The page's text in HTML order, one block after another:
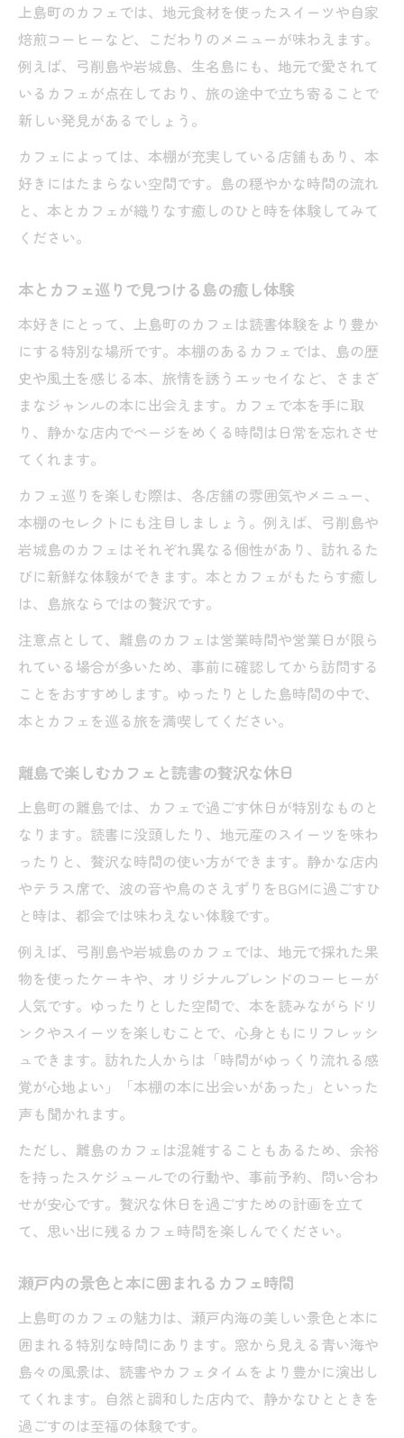
静かな島のカフェで読書とコーヒーを満喫
本とカフェの空間が生み出す癒しのひとと
き
カフェ巡りなら上島町がすすめられる理由
カフェ好きが上島町を選ぶポイント紹介
離島カフェ巡りで味わう瀬戸内の贅沢
本好きに愛される上島町カフェの特徴
カフェ巡りで発見する島ならではの楽しみ
方
読書と景色に包まれる島カフェの楽しみ方
カフェで読書しながら瀬戸内の絶景を満喫
本好き必見の島カフェで心癒される時間
カフェタイムにぴったりな読書スポット紹
介
島カフェのテラス席で味わう読書の魅力
上島町カフェで体験する景色と物語の共演
弓削島や岩城島で出会うカフェ体験ガイド
カフェ巡りで楽しむ弓削島の隠れた魅力と
岩城島カフェで味わう地元グルメの魅力
離島ならではのカフェ体験を弓削島で満喫
本好きにおすすめの岩城島カフェ特集
上島町のカフェでは、地元食材を使ったスイーツや自家
焙煎コーヒーなど、こだわりのメニューが味わえます。
例えば、弓削島や岩城島、生名島にも、地元で愛されて
いるカフェが点在しており、旅の途中で立ち寄ることで
新しい発見があるでしょう。
カフェによっては、本棚が充実している店舗もあり、本
好きにはたまらない空間です。島の穏やかな時間の流れ
と、本とカフェが織りなす癒しのひと時を体験してみて
ください。
本とカフェ巡りで見つける島の癒し体験
本好きにとって、上島町のカフェは読書体験をより豊か
にする特別な場所です。本棚のあるカフェでは、島の歴
史や風土を感じる本、旅情を誘うエッセイなど、さまざ
まなジャンルの本に出会えます。カフェで本を手に取
り、静かな店内でページをめくる時間は日常を忘れさせ
てくれます。
カフェ巡りを楽しむ際は、各店舗の雰囲気やメニュー、
本棚のセレクトにも注目しましょう。例えば、弓削島や
岩城島のカフェはそれぞれ異なる個性があり、訪れるた
びに新鮮な体験ができます。本とカフェがもたらす癒し
は、島旅ならではの贅沢です。
注意点として、離島のカフェは営業時間や営業日が限ら
れている場合が多いため、事前に確認してから訪問する
ことをおすすめします。ゆったりとした島時間の中で、
本とカフェを巡る旅を満喫してください。
離島で楽しむカフェと読書の贅沢な休日
上島町の離島では、カフェで過ごす休日が特別なものと
なります。読書に没頭したり、地元産のスイーツを味わ
ったりと、贅沢な時間の使い方ができます。静かな店内
やテラス席で、波の音や鳥のさえずりをBGMに過ごすひ
と時は、都会では味わえない体験です。
例えば、弓削島や岩城島のカフェでは、地元で採れた果
物を使ったケーキや、オリジナルブレンドのコーヒーが
人気です。ゆったりとした空間で、本を読みながらドリ
ンクやスイーツを楽しむことで、心身ともにリフレッシ
ュできます。訪れた人からは「時間がゆっくり流れる感
覚が心地よい」「本棚の本に出会いがあった」といった
声も聞かれます。
ただし、離島のカフェは混雑することもあるため、余裕
を持ったスケジュールでの行動や、事前予約、問い合わ
せが安心です。贅沢な休日を過ごすための計画を立て
て、思い出に残るカフェ時間を楽しんでください。
瀬戸内の景色と本に囲まれるカフェ時間
上島町のカフェの魅力は、瀬戸内海の美しい景色と本に
囲まれる特別な時間にあります。窓から見える青い海や
島々の風景は、読書やカフェタイムをより豊かに演出し
てくれます。自然と調和した店内で、静かなひとときを
過ごすのは至福の体験です。